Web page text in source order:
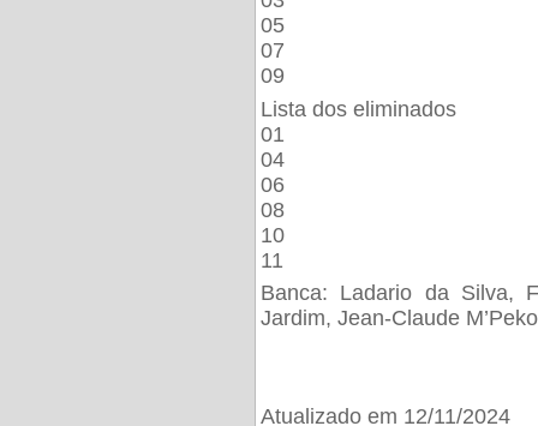
05
07
09
Lista dos eliminados
01
04
06
08
10
11
Banca: Ladario da Silva,
Jardim, Jean-Claude M’Peko
Atualizado em 12/11/2024